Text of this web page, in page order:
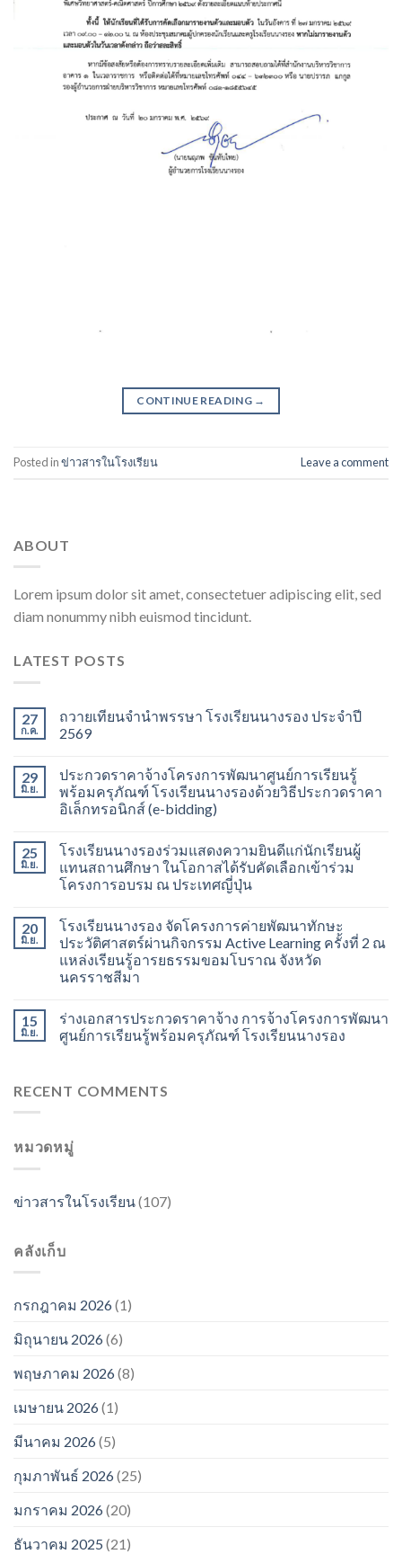
CONTINUE READING →
Posted inข่าวสารในโรงเรียน Leave a comment
ABOUT
Lorem ipsum dolor sit amet, consectetuer adipiscing elit, sed
diam nonummy nibh euismod tincidunt.
LATEST POSTS
27
ก.ค.
ถวายเทียนจำนำพรรษา โรงเรียนนางรอง ประจำปี
2569
29
มิ.ย.
ประกวดราคาจ้างโครงการพัฒนาศูนย์การเรียนรู้
พร้อมครุภัณฑ์ โรงเรียนนางรองด้วยวิธีประกวดราคา
อิเล็กทรอนิกส์ (e-bidding)
25
มิ.ย.
โรงเรียนนางรองร่วมแสดงความยินดีแก่นักเรียนผู้
แทนสถานศึกษา ในโอกาสได้รับคัดเลือกเข้าร่วม
โครงการอบรม ณ ประเทศญี่ปุ่น
20
มิ.ย.
โรงเรียนนางรอง จัดโครงการค่ายพัฒนาทักษะ
ประวัติศาสตร์ผ่านกิจกรรม Active Learning ครั้งที่ 2 ณ
แหล่งเรียนรู้อารยธรรมขอมโบราณ จังหวัด
นครราชสีมา
15
มิ.ย.
ร่างเอกสารประกวดราคาจ้าง การจ้างโครงการพัฒนา
ศูนย์การเรียนรู้พร้อมครุภัณฑ์ โรงเรียนนางรอง
RECENT COMMENTS
หมวดหมู่
ข่าวสารในโรงเรียน(107)
คลังเก็บ
กรกฎาคม 2026(1)
มิถุนายน 2026(6)
พฤษภาคม 2026(8)
เมษายน 2026(1)
มีนาคม 2026(5)
กุมภาพันธ์ 2026(25)
มกราคม 2026(20)
ธันวาคม 2025 (21)